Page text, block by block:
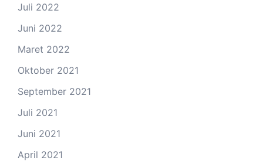
Juli 2022
Juni 2022
Maret 2022
Oktober 2021
September 2021
Juli 2021
Juni 2021
April 2021